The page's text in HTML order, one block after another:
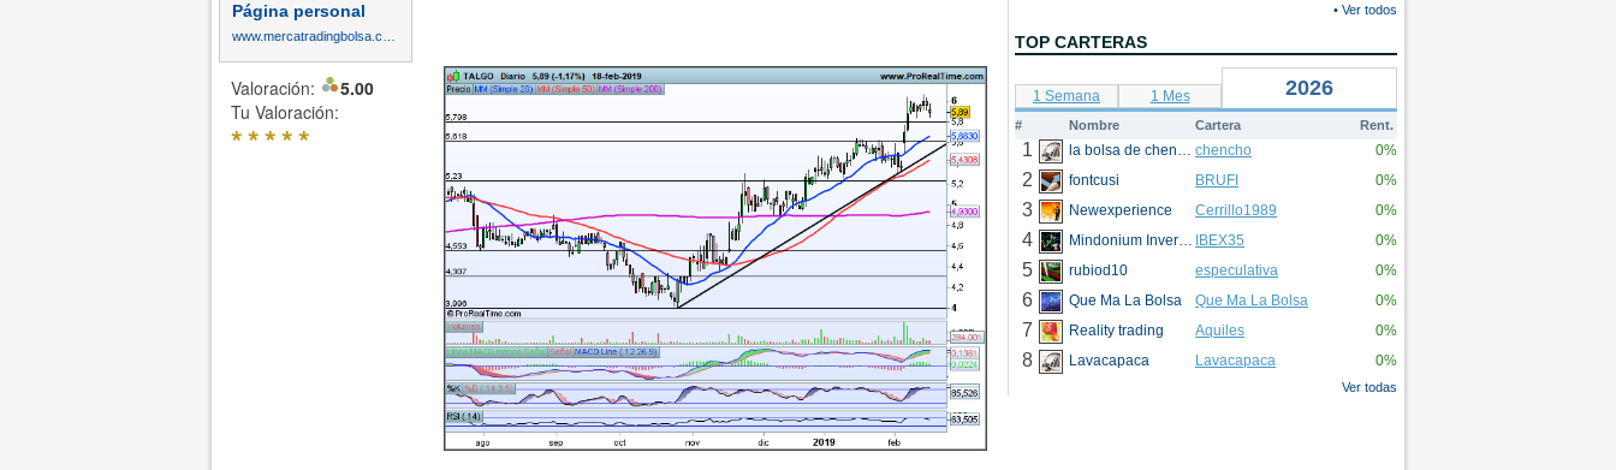
Página personal
Valoración:
5.00
Tu Valoración:
*****
• Ver todos
TOP CARTERAS
1 Semana 1 Mes 2026
# Nombre Cartera Rent.
1 la bolsa de chencho chencho 0%
2 fontcusi BRUFI 0%
3 Newexperience Cerrillo1989 0%
4 Mindonium Inversions IBEX35 0%
5 rubiod10 especulativa 0%
6 Que Ma La Bolsa Que Ma La Bolsa 0%
7 Reality trading Aquiles 0%
8 Lavacapaca Lavacapaca 0%
Ver todas